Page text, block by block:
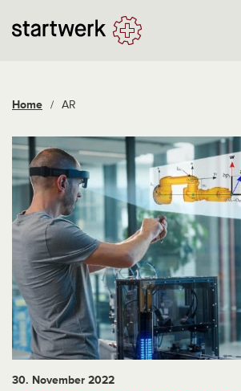
Home / AR
30. November 2022